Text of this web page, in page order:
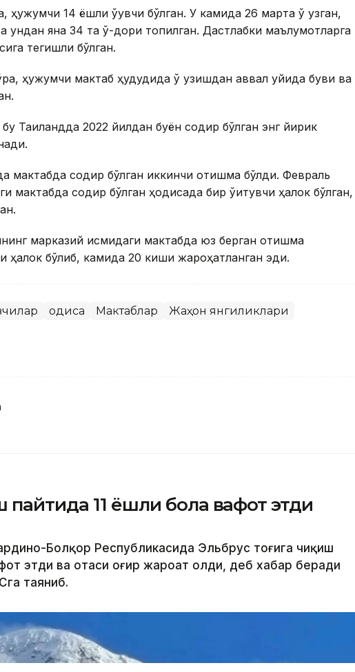
14 ёшли ўқувчи бўлган. У камида 26 марта ўқ узган,
ундан яна 34 та ўқ-дори топилган. Дастлабки маълумотларга
тегишли бўлган.
ҳужумчи мактаб ҳудудида ўқ узишдан аввал уйида буви ва
Таиландда 2022 йилдан буён содир бўлган энг йирик
мактабда содир бўлган иккинчи отишма бўлди. Февраль
мактабда содир бўлган ҳодисада бир ўқитувчи ҳалок бўлган,
марказий қисмидаги мактабда юз берган отишма
ҳалок бўлиб, камида 20 киши жароҳатланган эди.
Ҳодиса Мактаблар Жаҳон янгиликлари
пайтида 11 ёшли бола вафот этди
Болқор Республикасида Эльбрус тоғига чиқиш
этди ва отаси оғир жароҳат олди, деб хабар беради
таяниб.